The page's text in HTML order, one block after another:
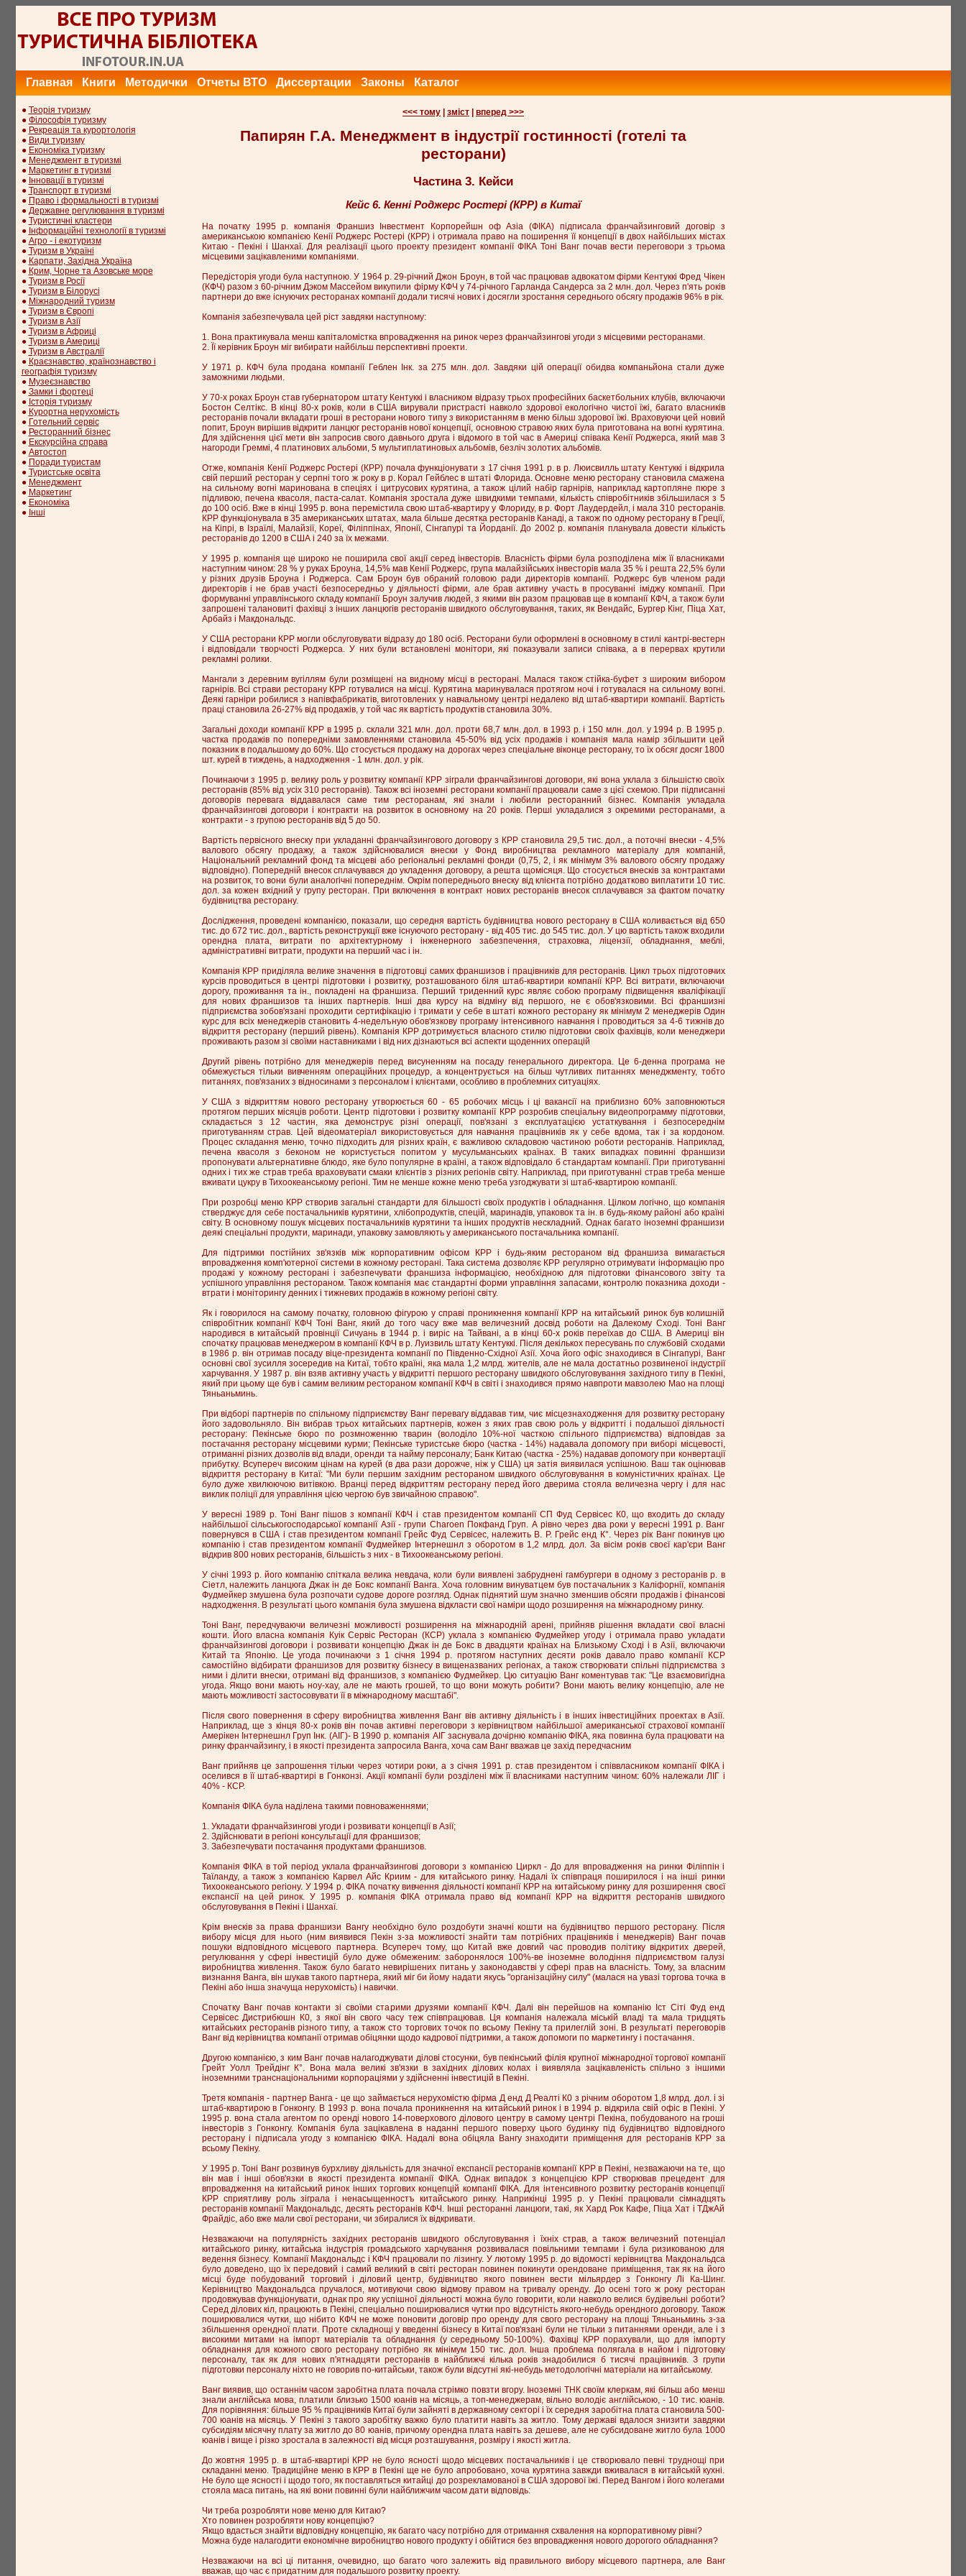
Главная Книги Методички Отчеты ВТО Диссертации Законы Каталог
● Теорія туризму
● Філософія туризму
● Рекреація та курортологія
● Види туризму
● Економіка туризму
● Менеджмент в туризмі
● Маркетинг в туризмі
● Інновації в туризмі
● Транспорт в туризмі
● Право і формальності в туризмі
● Державне регулювання в туризмі
● Туристичні кластери
● Інформаційні технології в туризмі
● Агро - і екотуризм
● Туризм в Україні
● Карпати, Західна Україна
● Крим, Чорне та Азовське море
● Туризм в Росії
● Туризм в Білорусі
● Міжнародний туризм
● Туризм в Європі
● Туризм в Азії
● Туризм в Африці
● Туризм в Америці
● Туризм в Австралії
● Краєзнавство, країнознавство і
географія туризму
● Музеєзнавство
● Замки і фортеці
● Історія туризму
● Курортна нерухомість
● Готельний сервіс
● Ресторанний бізнес
● Екскурсійна справа
● Автостоп
● Поради туристам
● Туристське освіта
● Менеджмент
● Маркетинг
● Економіка
● Інші
<<< тому зміст вперед >>>
Папирян Г.А. Менеджмент в індустрії гостинності (готелі та
ресторани)
Частина 3. Кейси
Кейс 6. Кенні Роджерс Ростері (КРР) в Китаї
На початку 1995 р. компанія Франшиз Інвестмент Корпорейшн оф Азіа (ФІКА) підписала франчайзинговий договір з
американською компанією Кенії Роджерс Ростері (КРР) і отримала право на поширення її концепції в двох найбільших містах
Китаю - Пекіні і Шанхаї. Для реалізації цього проекту президент компанії ФІКА Тоні Ванг почав вести переговори з трьома
місцевими зацікавленими компаніями.
Передісторія угоди була наступною. У 1964 р. 29-річний Джон Броун, в той час працював адвокатом фірми Кентуккі Фред Чікен
(КФЧ) разом з 60-річним Дэком Массейом викупили фірму КФЧ у 74-річного Гарланда Сандерса за 2 млн. дол. Через п'ять років
партнери до вже існуючих ресторанах компанії додали тисячі нових і досягли зростання середнього обсягу продажів 96% в рік.
Компанія забезпечувала цей ріст завдяки наступному:
1. Вона практикувала менш капіталомістка впровадження на ринок через франчайзингові угоди з місцевими ресторанами.
2. Її керівник Броун міг вибирати найбільш перспективні проекти.
У 1971 р. КФЧ була продана компанії Геблен Інк. за 275 млн. дол. Завдяки цій операції обидва компаньйона стали дуже
заможними людьми.
У 70-х роках Броун став губернатором штату Кентуккі і власником відразу трьох професійних баскетбольних клубів, включаючи
Бостон Селтікс. В кінці 80-х років, коли в США вирували пристрасті навколо здорової екологічно чистої їжі, багато власників
ресторанів почали вкладати гроші в ресторани нового типу з використанням в меню більш здорової їжі. Враховуючи цей новий
попит, Броун вирішив відкрити ланцюг ресторанів нової концепції, основною стравою яких була приготована на вогні курятина.
Для здійснення цієї мети він запросив свого давнього друга і відомого в той час в Америці співака Кенії Роджерса, який мав 3
нагороди Греммі, 4 платинових альбоми, 5 мультиплатиновых альбомів, безліч золотих альбомів.
Отже, компанія Кенії Роджерс Ростері (КРР) почала функціонувати з 17 січня 1991 р. в р. Люисвилль штату Кентуккі і відкрила
свій перший ресторан у серпні того ж року в р. Корал Гейблес в штаті Флорида. Основне меню ресторану становила смажена
на сильному вогні маринована в спеціях і цитрусових курятина, а також цілий набір гарнірів, наприклад картопляне пюре з
підливою, печена квасоля, паста-салат. Компанія зростала дуже швидкими темпами, кількість співробітників збільшилася з 5
до 100 осіб. Вже в кінці 1995 р. вона перемістила свою штаб-квартиру у Флориду, в р. Форт Лаудердейл, і мала 310 ресторанів.
КРР функціонувала в 35 американських штатах, мала більше десятка ресторанів Канаді, а також по одному ресторану в Греції,
на Кіпрі, в Ізраїлі, Малайзії, Кореї, Філіппінах, Японії, Сінгапурі та Йорданії. До 2002 р. компанія планувала довести кількість
ресторанів до 1200 в США і 240 за їх межами.
У 1995 р. компанія ще широко не поширила свої акції серед інвесторів. Власність фірми була розподілена між її власниками
наступним чином: 28 % у руках Броуна, 14,5% мав Кенії Роджерс, група малайзійських інвесторів мала 35 % і решта 22,5% були
у різних друзів Броуна і Роджерса. Сам Броун був обраний головою ради директорів компанії. Роджерс був членом ради
директорів і не брав участі безпосередньо у діяльності фірми, але брав активну участь в просуванні іміджу компанії. При
формуванні управлінського складу компанії Броун залучив людей, з якими він разом працював ще в компанії КФЧ, а також були
запрошені талановиті фахівці з інших ланцюгів ресторанів швидкого обслуговування, таких, як Вендайс, Бургер Кінг, Піца Хат,
Арбайз і Макдональдс.
У США ресторани КРР могли обслуговувати відразу до 180 осіб. Ресторани були оформлені в основному в стилі кантрі-вестерн
і відповідали творчості Роджерса. У них були встановлені монітори, які показували записи співака, а в перервах крутили
рекламні ролики.
Мангали з деревним вугіллям були розміщені на видному місці в ресторані. Малася також стійка-буфет з широким вибором
гарнірів. Всі страви ресторану КРР готувалися на місці. Курятина маринувалася протягом ночі і готувалася на сильному вогні.
Деякі гарніри робилися з напівфабрикатів, виготовлених у навчальному центрі недалеко від штаб-квартири компанії. Вартість
праці становила 26-27% від продажів, у той час як вартість продуктів становила 30%.
Загальні доходи компанії КРР в 1995 р. склали 321 млн. дол. проти 68,7 млн. дол. в 1993 р. і 150 млн. дол. у 1994 р. В 1995 р.
частка продажів по попередніми замовленнями становила 45-50% від усіх продажів і компанія мала намір збільшити цей
показник в подальшому до 60%. Що стосується продажу на дорогах через спеціальне віконце ресторану, то їх обсяг досяг 1800
шт. курей в тиждень, а надходження - 1 млн. дол. у рік.
Починаючи з 1995 р. велику роль у розвитку компанії КРР зіграли франчайзингові договори, які вона уклала з більшістю своїх
ресторанів (85% від усіх 310 ресторанів). Також всі іноземні ресторани компанії працювали саме з цієї схемою. При підписанні
договорів перевага віддавалася саме тим ресторанам, які знали і любили ресторанний бізнес. Компанія укладала
франчайзингові договори і контракти на розвиток в основному на 20 років. Перші укладалися з окремими ресторанами, а
контракти - з групою ресторанів від 5 до 50.
Вартість первісного внеску при укладанні франчайзингового договору з КРР становила 29,5 тис. дол., а поточні внески - 4,5%
валового обсягу продажу, а також здійснювалися внески у Фонд виробництва рекламного матеріалу для компаній,
Національний рекламний фонд та місцеві або регіональні рекламні фонди (0,75, 2, і як мінімум 3% валового обсягу продажу
відповідно). Попередній внесок сплачувався до укладення договору, а решта щомісяця. Що стосується внесків за контрактами
на розвиток, то вони були аналогічні попереднім. Окрім попереднього внеску від клієнта потрібно додатково виплатити 10 тис.
дол. за кожен вхідний у групу ресторан. При включення в контракт нових ресторанів внесок сплачувався за фактом початку
будівництва ресторану.
Дослідження, проведені компанією, показали, що середня вартість будівництва нового ресторану в США коливається від 650
тис. до 672 тис. дол., вартість реконструкції вже існуючого ресторану - від 405 тис. до 545 тис. дол. У цю вартість також входили
орендна плата, витрати по архітектурному і інженерного забезпечення, страховка, ліцензії, обладнання, меблі,
адміністративні витрати, продукти на перший час і ін.
Компанія КРР приділяла велике значення в підготовці самих франшизов і працівників для ресторанів. Цикл трьох підготовчих
курсів проводиться в центрі підготовки і розвитку, розташованого біля штаб-квартири компанії КРР. Всі витрати, включаючи
дорогу, проживання та ін., покладені на франшиза. Перший триденний курс являє собою програму підвищення кваліфікації
для нових франшизов та інших партнерів. Інші два курсу на відміну від першого, не є обов'язковими. Всі франшизні
підприємства зобов'язані проходити сертифікацію і тримати у себе в штаті кожного ресторану як мінімум 2 менеджерів Один
курс для всіх менеджерів становить 4-неделъную обов'язкову програму інтенсивного навчання і проводиться за 4-6 тижнів до
відкриття ресторану (перший рівень). Компанія КРР дотримується власного стилю підготовки своїх фахівців, коли менеджери
проживають разом зі своїми наставниками і від них дізнаються всі аспекти щоденних операцій
Другий рівень потрібно для менеджерів перед висуненням на посаду генерального директора. Це 6-денна програма не
обмежується тільки вивченням операційних процедур, а концентрується на більш чутливих питаннях менеджменту, тобто
питаннях, пов'язаних з відносинами з персоналом і клієнтами, особливо в проблемних ситуаціях.
У США з відкриттям нового ресторану утворюється 60 - 65 робочих місць і ці вакансії на приблизно 60% заповнюються
протягом перших місяців роботи. Центр підготовки і розвитку компанії КРР розробив спеціальну видеопрограмму підготовки,
складається з 12 частин, яка демонструє різні операції, пов'язані з експлуатацією устаткування і безпосереднім
приготуванням страв. Цей відеоматеріал використовується для навчання працівників як у себе вдома, так і за кордоном.
Процес складання меню, точно підходить для різних країн, є важливою складовою частиною роботи ресторанів. Наприклад,
печена квасоля з беконом не користується попитом у мусульманських країнах. В таких випадках повинні франшизи
пропонувати альтернативне блюдо, яке було популярне в країні, а також відповідало б стандартам компанії. При приготуванні
одних і тих же страв треба враховувати смаки клієнтів з різних регіонів світу. Наприклад, при приготуванні страв треба менше
вживати цукру в Тихоокеанському регіоні. Тим не менше кожне меню треба узгоджувати зі штаб-квартирою компанії.
При розробці меню КРР створив загальні стандарти для більшості своїх продуктів і обладнання. Цілком логічно, що компанія
стверджує для себе постачальників курятини, хлібопродуктів, спецій, маринадів, упаковок та ін. в будь-якому районі або країні
світу. В основному пошук місцевих постачальників курятини та інших продуктів нескладний. Однак багато іноземні франшизи
деякі спеціальні продукти, маринади, упаковку замовляють у американського постачальника компанії.
Для підтримки постійних зв'язків між корпоративним офісом КРР і будь-яким рестораном від франшиза вимагається
впровадження комп'ютерної системи в кожному ресторані. Така система дозволяє КРР регулярно отримувати інформацію про
продажі у кожному ресторані і забезпечувати франшиза інформацією, необхідною для підготовки фінансового звіту та
успішного управління рестораном. Також компанія має стандартні форми управління запасами, контролю показника доходи -
втрати і моніторингу денних і тижневих продажів в кожному регіоні світу.
Як і говорилося на самому початку, головною фігурою у справі проникнення компанії КРР на китайський ринок був колишній
співробітник компанії КФЧ Тоні Ванг, який до того часу вже мав величезний досвід роботи на Далекому Сході. Тоні Ванг
народився в китайській провінції Сичуань в 1944 р. і виріс на Тайвані, а в кінці 60-х років переїхав до США. В Америці він
спочатку працював менеджером в компанії КФЧ в р. Луизвиль штату Кентуккі. Після декількох пересувань по службовій сходами
в 1986 р. він отримав посаду віце-президента компанії по Південно-Східної Азії. Хоча його офіс знаходився в Сінгапурі, Ванг
основні свої зусилля зосередив на Китаї, тобто країні, яка мала 1,2 млрд. жителів, але не мала достатньо розвиненої індустрії
харчування. У 1987 р. він взяв активну участь у відкритті першого ресторану швидкого обслуговування західного типу в Пекіні,
який при цьому ще був і самим великим рестораном компанії КФЧ в світі і знаходився прямо навпроти мавзолею Мао на площі
Тяньаньминь.
При відборі партнерів по спільному підприємству Ванг перевагу віддавав тим, чиє місцезнаходження для розвитку ресторану
його задовольняло. Він вибрав трьох китайських партнерів, кожен з яких грав свою роль у відкритті і подальшої діяльності
ресторану: Пекінське бюро по розмноженню тварин (володіло 10%-ної часткою спільного підприємства) відповідав за
постачання ресторану місцевими курми; Пекінське туристське бюро (частка - 14%) надавала допомогу при виборі місцевості,
отриманні різних дозволів від влади, оренди та найму персоналу; Банк Китаю (частка - 25%) надавав допомогу при конвертації
прибутку. Всупереч високим цінам на курей (в два рази дорожче, ніж у США) ця затія виявилася успішною. Ваш так оцінював
відкриття ресторану в Китаї: "Ми були першим західним рестораном швидкого обслуговування в комуністичних країнах. Це
було дуже хвилюючою витівкою. Вранці перед відкриттям ресторану перед його дверима стояла величезна чергу і для нас
виклик поліції для управління цією чергою був звичайною справою".
У вересні 1989 р. Тоні Ванг пішов з компанії КФЧ і став президентом компанії СП Фуд Сервісес К0, що входить до складу
найбільшої сільськогосподарської компанії Азії - групи Charoen Покфанд Груп. А рівно через два роки у вересні 1991 р. Ванг
повернувся в США і став президентом компанії Грейс Фуд Сервісес, належить В. Р. Грейс енд К°. Через рік Ванг покинув цю
компанію і став президентом компанії Фудмейкер Інтернешнл з оборотом в 1,2 млрд. дол. За вісім років своєї кар'єри Ванг
відкрив 800 нових ресторанів, більшість з них - в Тихоокеанському регіоні.
У січні 1993 р. його компанію спіткала велика невдача, коли були виявлені забруднені гамбургери в одному з ресторанів р. в
Сіетл, належить ланцюга Джак ін де Бокс компанії Ванга. Хоча головним винуватцем був постачальник з Каліфорнії, компанія
Фудмейкер змушена була розпочати судове дороге розгляд. Однак піднятий шум значно зменшив обсяги продажів і фінансові
надходження. В результаті цього компанія була змушена відкласти свої наміри щодо розширення на міжнародному ринку.
Тоні Ванг, передчуваючи величезні можливості розширення на міжнародній арені, прийняв рішення вкладати свої власні
кошти. Його власна компанія Куік Сервіс Ресторан (КСР) уклала з компанією Фудмейкер угоду і отримала право укладати
франчайзингові договори і розвивати концепцію Джак ін де Бокс в двадцяти країнах на Близькому Сході і в Азії, включаючи
Китай та Японію. Це угода починаючи з 1 січня 1994 р. протягом наступних десяти років давало право компанії КСР
самостійно відбирати франшизов для розвитку бізнесу в вищеназваних регіонах, а також створювати спільні підприємства з
ними і ділити внески, отримані від франшизов, з компанією Фудмейкер. Цю ситуацію Ванг коментував так: "Це взаємовигідна
угода. Якщо вони мають ноу-хау, але не мають грошей, то що вони можуть робити? Вони мають велику концепцію, але не
мають можливості застосовувати її в міжнародному масштабі".
Після свого повернення в сферу виробництва живлення Ванг вів активну діяльність і в інших інвестиційних проектах в Азії.
Наприклад, ще з кінця 80-х років він почав активні переговори з керівництвом найбільшої американської страхової компанії
Амерікен Інтернешнл Груп Інк. (АІГ)- В 1990 р. компанія АІГ заснувала дочірню компанію ФІКА, яка повинна була працювати на
ринку франчайзингу, і в якості президента запросила Ванга, хоча сам Ванг вважав це захід передчасним
Ванг прийняв це запрошення тільки через чотири роки, а з січня 1991 р. став президентом і співвласником компанії ФІКА і
оселився в її штаб-квартирі в Гонконзі. Акції компанії були розділені між її власниками наступним чином: 60% належали ЛІГ і
40% - КСР.
Компанія ФІКА була наділена такими повноваженнями;
1. Укладати франчайзингові угоди і розвивати концепції в Азії;
2. Здійснювати в регіоні консультації для франшизов;
3. Забезпечувати постачання продуктами франшизов.
Компанія ФІКА в той період уклала франчайзингові договори з компанією Циркл - До для впровадження на ринки Філіппін і
Таїланду, а також з компанією Карвел Айс Криим - для китайського ринку. Надалі їх співпраця поширилося і на інші ринки
Тихоокеанського регіону. У 1994 р. ФІКА початку вивчення діяльності компанії КРР на китайському ринку для розширення своєї
експансії на цей ринок. У 1995 р. компанія ФІКА отримала право від компанії КРР на відкриття ресторанів швидкого
обслуговування в Пекіні і Шанхаї.
Крім внесків за права франшизи Вангу необхідно було роздобути значні кошти на будівництво першого ресторану. Після
вибору місця для нього (ним виявився Пекін з-за можливості знайти там потрібних працівників і менеджерів) Ванг почав
пошуки відповідного місцевого партнера. Всупереч тому, що Китай вже довгий час проводив політику відкритих дверей,
регулювання у сфері інвестицій було дуже обмеженим: заборонялося 100%-ве іноземне володіння підприємством галузі
виробництва живлення. Також було багато невирішених питань у законодавстві у сфері прав на власність. Тому, за власним
визнання Ванга, він шукав такого партнера, який міг би йому надати якусь "організаційну силу" (малася на увазі торгова точка в
Пекіні або інша значуща нерухомість) і навички.
Спочатку Ванг почав контакти зі своїми старими друзями компанії КФЧ. Далі він перейшов на компанію Іст Сіті Фуд енд
Сервісес Дистрибюшн К0, з якої він свого часу теж співпрацював. Ця компанія належала міській владі та мала тридцять
китайських ресторанів різного типу, а також сто торгових точок по всьому Пекіну та прилеглій зоні. В результаті переговорів
Ванг від керівництва компанії отримав обіцянки щодо кадрової підтримки, а також допомоги по маркетингу і постачання.
Другою компанією, з ким Ванг почав налагоджувати ділові стосунки, був пекінський філія крупної міжнародної торгової компанії
Грейт Уолл Трейдінг К°. Вона мала великі зв'язки в західних ділових колах і виявляла зацікавленість спільно з іншими
іноземними транснаціональними корпораціями у здійсненні інвестицій в Пекіні.
Третя компанія - партнер Ванга - це що займається нерухомістю фірма Д енд Д Реалті К0 з річним оборотом 1,8 млрд. дол. і зі
штаб-квартирою в Гонконгу. В 1993 р. вона почала проникнення на китайський ринок і в 1994 р. відкрила свій офіс в Пекіні. У
1995 р. вона стала агентом по оренді нового 14-поверхового ділового центру в самому центрі Пекіна, побудованого на гроші
інвесторів з Гонконгу. Компанія була зацікавлена в наданні першого поверху цього будинку під будівництво відповідного
ресторану і підписала угоду з компанією ФІКА. Надалі вона обіцяла Вангу знаходити приміщення для ресторанів КРР за
всьому Пекіну.
У 1995 р. Тоні Ванг розвинув бурхливу діяльність для значної експансії ресторанів компанії КРР в Пекіні, незважаючи на те, що
він мав і інші обов'язки в якості президента компанії ФІКА. Однак випадок з концепцією КРР створював прецедент для
впровадження на китайський ринок інших торгових концепцій компанії ФІКА. Для інтенсивного розвитку ресторанів концепції
КРР сприятливу роль зіграла і ненасыщенностъ китайського ринку. Наприкінці 1995 р. у Пекіні працювали сімнадцять
ресторанів компанії Макдональдс, десять ресторанів КФЧ. Інші ресторанні ланцюги, такі, як Хард Рок Кафе, Піца Хат і ТДжАй
Фрайдіс, або вже мали свої ресторани, чи збиралися їх відкривати.
Незважаючи на популярність західних ресторанів швидкого обслуговування і їхніх страв, а також величезний потенціал
китайського ринку, китайська індустрія громадського харчування розвивалася повільними темпами і була ризикованою для
ведення бізнесу. Компанії Макдональдс і КФЧ працювали по лізингу. У лютому 1995 р. до відомості керівництва Макдональдса
було доведено, що їх передовий і самий великий в світі ресторан повинен покинути орендоване приміщення, так як на його
місці буде побудований торговий і діловий центр, будівництво якого повинен вести мільярдер з Гонконгу Лі Ка-Шинг.
Керівництво Макдональдса пручалося, мотивуючи свою відмову правом на тривалу оренду. До осені того ж року ресторан
продовжував функціонувати, однак про яку успішної діяльності можна було говорити, коли навколо велися будівельні роботи?
Серед ділових кіл, працюють в Пекіні, спеціально поширювалися чутки про відсутність якого-небудь орендного договору. Також
поширювалися чутки, що нібито КФЧ не може поновити договір про оренду для свого ресторану на площі Тяньаньминь з-за
збільшення орендної плати. Проте складнощі у введенні бізнесу в Китаї пов'язані були не тільки з питаннями оренди, але і з
високими митами на імпорт матеріалів та обладнання (у середньому 50-100%). Фахівці КРР порахували, що для імпорту
обладнання для кожного свого ресторану потрібно як мінімум 150 тис. дол. Інша проблема полягала в найом і підготовку
персоналу, так як для нових п'ятнадцяти ресторанів в найближчі кілька років знадобилися б тисячі працівників. З групи
підготовки персоналу ніхто не говорив по-китайськи, також були відсутні які-небудь методологічні матеріали на китайському.
Ванг виявив, що останнім часом заробітна плата почала стрімко повзти вгору. Іноземні ТНК своїм клеркам, які більш або менш
знали англійська мова, платили близько 1500 юанів на місяць, а топ-менеджерам, вільно володіє англійською, - 10 тис. юанів.
Для порівняння: більше 95 % працівників Китаї були зайняті в державному секторі і їх середня заробітна плата становила 500-
700 юанів на місяць. У Пекіні з такого заробітку важко було платити навіть за житло. Тому державі вдалося знизити завдяки
субсидіям місячну плату за житло до 80 юанів, причому орендна плата навіть за дешеве, але не субсидоване житло була 1000
юанів і вище і різко зростала в залежності від місця розташування, розміру і якості житла.
До жовтня 1995 р. в штаб-квартирі КРР не було ясності щодо місцевих постачальників і це створювало певні труднощі при
складанні меню. Традиційне меню в КРР в Пекіні ще не було апробовано, хоча курятина завжди вживалася в китайській кухні.
Не було ще ясності і щодо того, як поставляться китайці до розрекламованої в США здорової їжі. Перед Вангом і його колегами
стояла маса питань, на які вони повинні були найближчим часом дати відповідь:
Чи треба розробляти нове меню для Китаю?
Хто повинен розробляти нову концепцію?
Якщо вдасться знайти відповідну концепцію, як багато часу потрібно для отримання схвалення на корпоративному рівні?
Можна буде налагодити економічне виробництво нового продукту і обійтися без впровадження нового дорогого обладнання?
Незважаючи на всі ці питання, очевидно, що багато чого залежить від правильного вибору місцевого партнера, але Ванг
вважав, що час є придатним для подальшого розвитку проекту.